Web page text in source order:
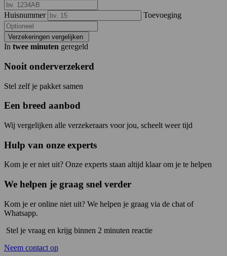
Huisnummer Toevoeging
Verzekeringen vergelijken
In twee minuten geregeld
Nooit onderverzekerd
Stel zelf je pakket samen
Een breed aanbod
Wij vergelijken alle verzekeraars voor jou, scheelt weer tijd
Hulp van onze experts
Kom je er niet uit? Onze experts staan altijd klaar om je te helpen
We helpen je graag snel verder
Kom je er online niet uit? We helpen je graag via de chat of
Whatsapp.
Stel je vraag en krijg binnen 2 minuten reactie
Neem contact op